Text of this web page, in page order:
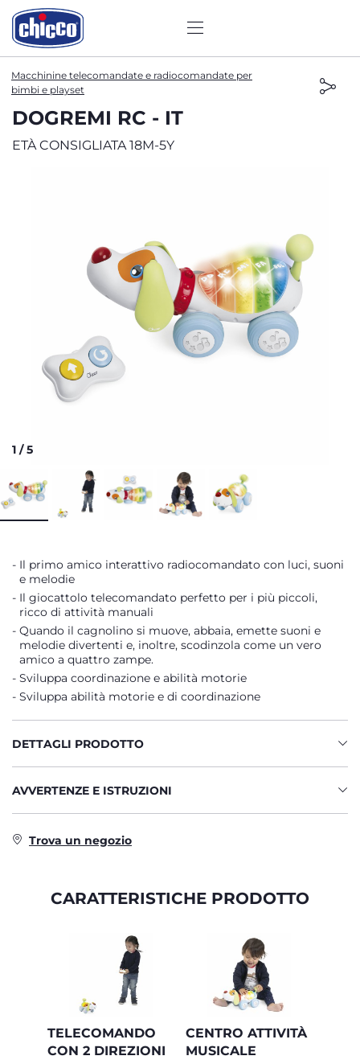
Macchinine telecomandate e radiocomandate per
bimbi e playset
DOGREMI RC - IT
ETÀ CONSIGLIATA 18M-5Y
1 /5
Il primo amico interattivo radiocomandato con luci, suoni
e melodie
Il giocattolo telecomandato perfetto per i più piccoli,
ricco di attività manuali
Quando il cagnolino si muove, abbaia, emette suoni e
melodie divertenti e, inoltre, scodinzola come un vero
amico a quattro zampe.
Sviluppa coordinazione e abilità motorie
Sviluppa abilità motorie e di coordinazione
DETTAGLI PRODOTTO
AVVERTENZE E ISTRUZIONI
Trova un negozio
CARATTERISTICHE PRODOTTO
TELECOMANDO
CON 2 DIREZIONI
CENTRO ATTIVITÀ
MUSICALE